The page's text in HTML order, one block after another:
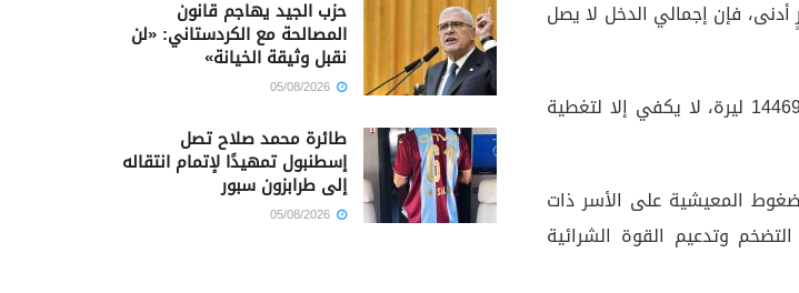
أدنى، فإن إجمالي الدخل لا يصل
من ناحية أخرى، وجد التقرير أن أقل معاش تقاعدي محدد لهذا العام وهو 14469 ليرة، لا يكفي إلا لتغطية
المعيشية على الأسر ذات
وتدعيم القوة الشرائية
حزب الجيد يهاجم قانون
المصالحة مع الكردستاني: «لن
نقبل وثيقة الخيانة»
طائرة محمد صلاح تصل
إسطنبول تمهيدًا لإتمام انتقاله
إلى طرابزون سبور